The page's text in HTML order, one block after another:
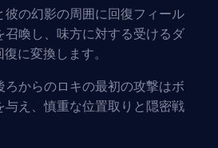
彼の幻影の周囲に回復フィール
召喚し、味方に対する受けるダ
に変換します。
ろからのロキの最初の攻撃はボ
与え、慎重な位置取りと隠密戦